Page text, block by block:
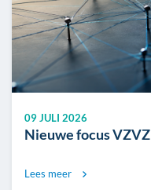
09 JULI 2026
Nieuwe focus VZVZ
Lees meer